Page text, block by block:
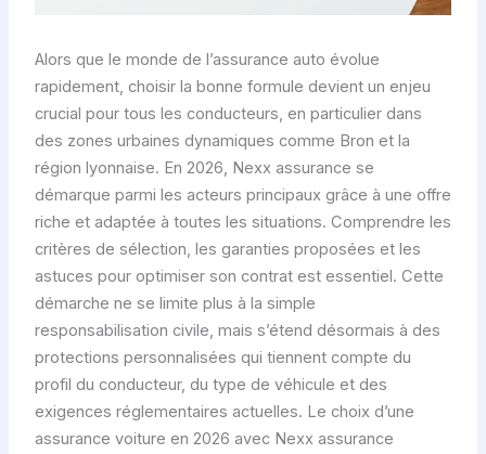
Alors que le monde de l’assurance auto évolue
rapidement, choisir la bonne formule devient un enjeu
crucial pour tous les conducteurs, en particulier dans
des zones urbaines dynamiques comme Bron et la
région lyonnaise. En 2026, Nexx assurance se
démarque parmi les acteurs principaux grâce à une offre
riche et adaptée à toutes les situations. Comprendre les
critères de sélection, les garanties proposées et les
astuces pour optimiser son contrat est essentiel. Cette
démarche ne se limite plus à la simple
responsabilisation civile, mais s’étend désormais à des
protections personnalisées qui tiennent compte du
profil du conducteur, du type de véhicule et des
exigences réglementaires actuelles. Le choix d’une
assurance voiture en 2026 avec Nexx assurance